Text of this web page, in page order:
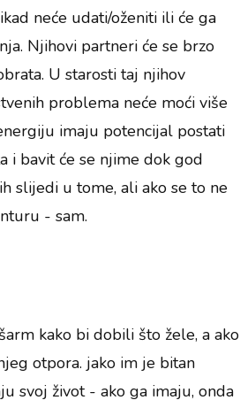
neće udati/oženiti ili će ga
Njihovi partneri će se brzo
U starosti taj njihov
problema neće moći više
imaju potencijal postati
i bavit će se njime dok god
slijedi u tome, ali ako se to ne
- sam.
kako bi dobili što žele, a ako
otpora. jako im je bitan
svoj život - ako ga imaju, onda